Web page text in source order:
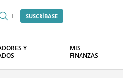
SUSCRÍBASE
Y
MIS
FINANZAS